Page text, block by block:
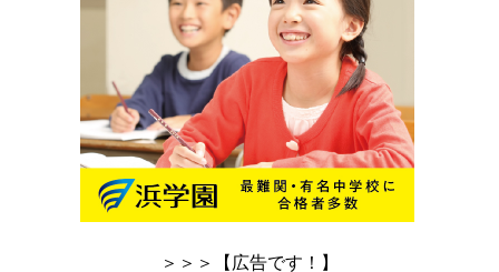
＞＞＞【広告です！】